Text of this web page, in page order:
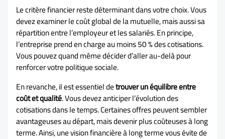
Le critère financier reste déterminant dans votre choix. Vous
devez examiner le coût global de la mutuelle, mais aussi sa
répartition entre l’employeur et les salariés. En principe,
l’entreprise prend en charge au moins 50 % des cotisations.
Vous pouvez quand même décider d’aller au-delà pour
renforcer votre politique sociale.
En revanche, il est essentiel detrouver un équilibre entre
coût et qualité. Vous devez anticiper l’évolution des
cotisations dans le temps. Certaines offres peuvent sembler
avantageuses au départ, mais devenir plus coûteuses à long
terme. Ainsi, une vision financière à long terme vous évite de